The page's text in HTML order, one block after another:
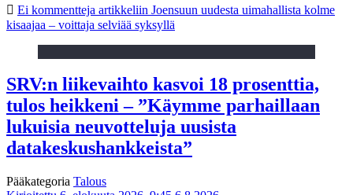
Ei kommentteja artikkeliin Joensuun uudesta uimahallista kolme
kisaajaa – voittaja selviää syksyllä
SRV:n liikevaihto kasvoi 18 prosenttia,
tulos heikkeni – ”Käymme parhaillaan
lukuisia neuvotteluja uusista
datakeskushankkeista”
Pääkategoria Talous